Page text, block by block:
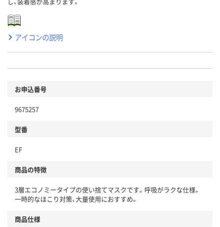
アイコンの説明
お申込番号
9675257
型番
EF
商品の特徴
3層エコノミータイプの使い捨てマスクです。呼吸がラクな仕様。
一時的なほこり対策、大量使用におすすめ。
商品仕様